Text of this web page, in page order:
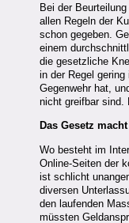
Bei der
allen Regeln der
schon gegeben.
einem
die gesetzliche
in der Regel
Gegenwehr hat,
nicht greifbar sind.
Das Gesetz
Wo besteht im
Online-Seiten der
ist schlicht
diversen
den laufenden
müssten